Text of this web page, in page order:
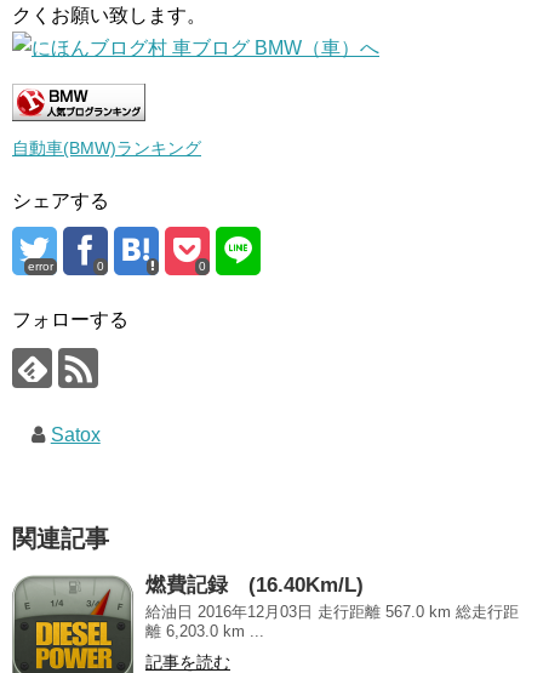
クくお願い致します。
自動車(BMW)ランキング
シェアする
error 0 0
フォローする
Satox
関連記事
燃費記録 (16.40Km/L)
給油日 2016年12月03日 走行距離 567.0 km 総走行距
離 6,203.0 km ...
記事を読む